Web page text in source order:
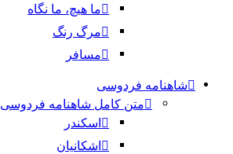
ما هیچ، ما نگاه
مرگ رنگ
مسافر
شاهنامه فردوسی
متن کامل شاهنامه فردوسی
اسکندر
اشکانیان